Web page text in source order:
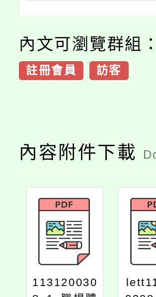
內文可瀏覽群組：
註冊會員 訪客
內容附件下載
113120030